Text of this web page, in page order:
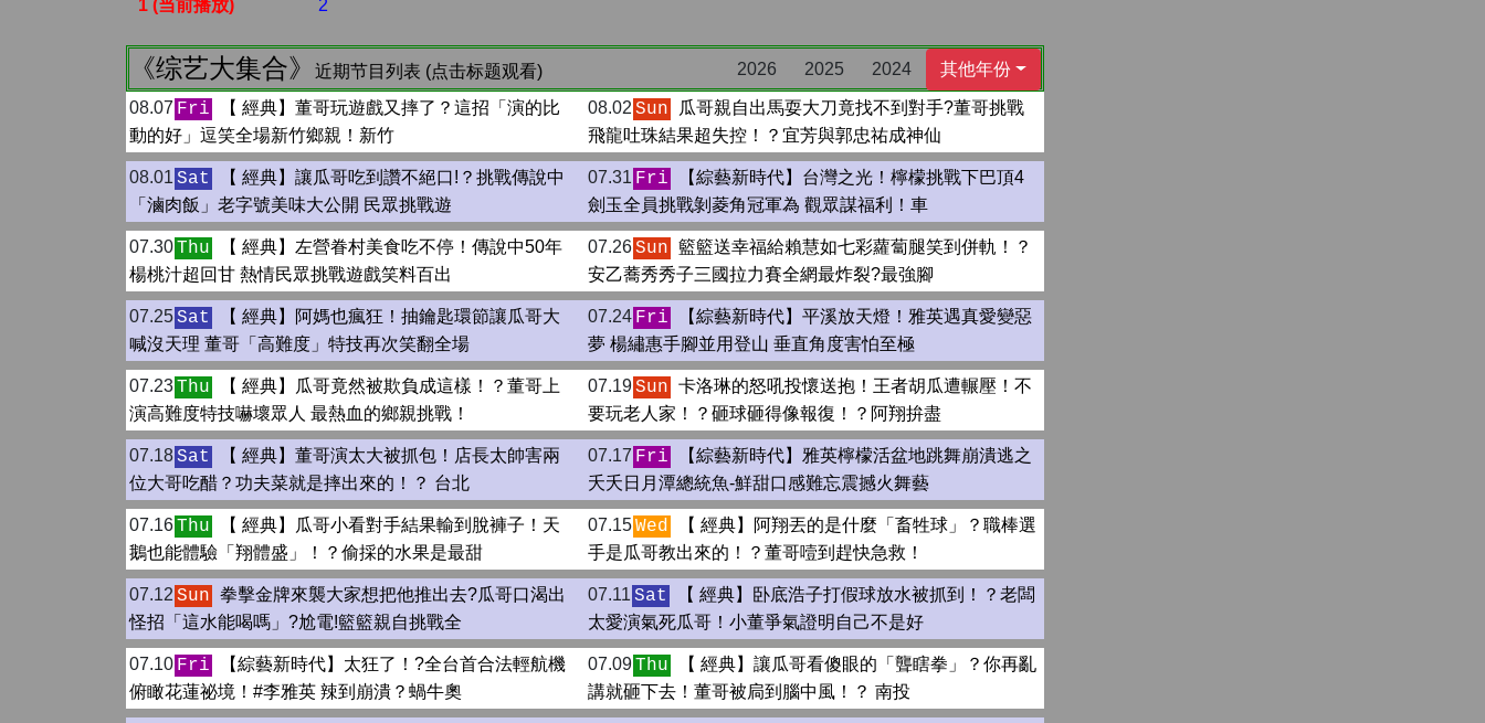
1 (当前播放) 2
《综艺大集合》 近期节目列表 (点击标题观看) 2026 2025 2024 其他年份
08.07 Fri
【 經典】董哥玩遊戲又摔了？這招「演的比
動的好」逗笑全場新竹鄉親！新竹
08.02 Sun
瓜哥親自出馬耍大刀竟找不到對手?董哥挑戰
飛龍吐珠結果超失控！？宜芳與郭忠祐成神仙
08.01Sat
【 經典】讓瓜哥吃到讚不絕口!？挑戰傳說中
「滷肉飯」老字號美味大公開 民眾挑戰遊
07.31 Fri
【綜藝新時代】台灣之光！檸檬挑戰下巴頂4
劍玉全員挑戰剝菱角冠軍為 觀眾謀福利！車
07.30 Thu
【 經典】左營眷村美食吃不停！傳說中50年
楊桃汁超回甘 熱情民眾挑戰遊戲笑料百出
07.26Sun 籃籃送幸福給賴慧如七彩蘿蔔腿笑到併軌！？
安乙蕎秀秀子三國拉力賽全網最炸裂?最強腳
07.25Sat
【 經典】阿媽也瘋狂！抽鑰匙環節讓瓜哥大
喊沒天理 董哥「高難度」特技再次笑翻全場
07.24 Fri
【綜藝新時代】平溪放天燈！雅英遇真愛變惡
夢 楊繡惠手腳並用登山 垂直角度害怕至極
07.23 Thu
【 經典】瓜哥竟然被欺負成這樣！？董哥上
演高難度特技嚇壞眾人 最熱血的鄉親挑戰！
07.19Sun 卡洛琳的怒吼投懷送抱！王者胡瓜遭輾壓！不
要玩老人家！？砸球砸得像報復！？阿翔拚盡
07.18Sat
【 經典】董哥演太大被抓包！店長太帥害兩
位大哥吃醋？功夫菜就是摔出來的！？ 台北
07.17 Fri
【綜藝新時代】雅英檸檬活盆地跳舞崩潰逃之
夭夭日月潭總統魚-鮮甜口感難忘震撼火舞藝
07.16 Thu
【 經典】瓜哥小看對手結果輸到脫褲子！天
鵝也能體驗「翔體盛」！？偷採的水果是最甜
07.15Wed
【 經典】阿翔丟的是什麼「畜牲球」？職棒選
手是瓜哥教出來的！？董哥噎到趕快急救！
07.12 Sun 拳擊金牌來襲大家想把他推出去?瓜哥口渴出
怪招「這水能喝嗎」?尬電!籃籃親自挑戰全
07.11Sat
【 經典】卧底浩子打假球放水被抓到！？老闆
太愛演氣死瓜哥！小董爭氣證明自己不是好
07.10 Fri
【綜藝新時代】太狂了！?全台首合法輕航機
俯瞰花蓮祕境！#李雅英 辣到崩潰？蝸牛奧
07.09 Thu
【 經典】讓瓜哥看傻眼的「聾瞎拳」？你再亂
講就砸下去！董哥被扃到腦中風！？ 南投